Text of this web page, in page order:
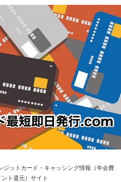
ジットカード・キャッシング情報（年会費
ト還元）サイト